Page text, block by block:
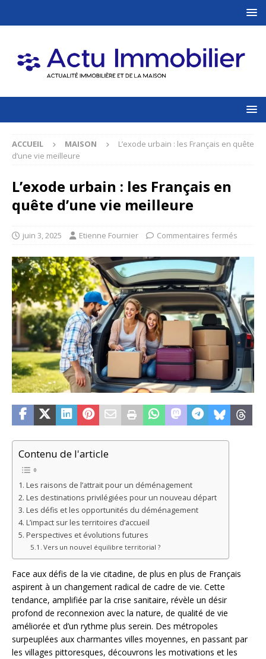
ACCUEIL MAISON
L’exode urbain : les Français en quête
d’une vie meilleure
L’exode urbain : les Français en
quête d’une vie meilleure
juin 3, 2025 Etienne Fournier Commentaires fermés
Contenu de l'article
Les raisons de l’attrait pour un déménagement
Les destinations privilégiées pour un nouveau départ
Les défis et les opportunités du déménagement
L’impact sur les territoires d’accueil
Perspectives et évolutions futures
Vers un nouvel équilibre territorial ?
Face aux défis de la vie citadine, de plus en plus de Français
aspirent à un changement radical de cadre de vie. Cette
tendance, amplifiée par la crise sanitaire, révèle un désir
profond de reconnexion avec la nature, de qualité de vie
améliorée et d’un rythme plus serein. Des métropoles
surpeuplées aux charmantes villes moyennes, en passant par
les villages pittoresques, découvrons les motivations et les